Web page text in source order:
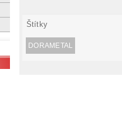
Štítky
DORAMETAL